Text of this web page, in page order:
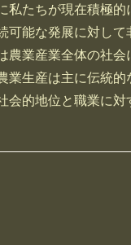
私たちが現在積極
可能な発展に対し
農業産業全体の社
業生産は主に伝統
会的地位と職業に対